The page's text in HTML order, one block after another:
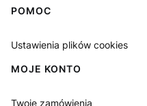
POMOC
Ustawienia plików cookies
MOJE KONTO
Twoje zamówienia